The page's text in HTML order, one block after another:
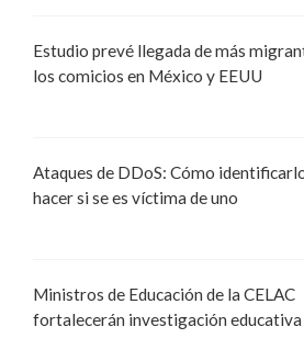
Estudio prevé llegada de más
los comicios en México y EEUU
Ataques de DDoS: Cómo
hacer si se es víctima de uno
Ministros de Educación de la CELAC
fortalecerán investigación educativa